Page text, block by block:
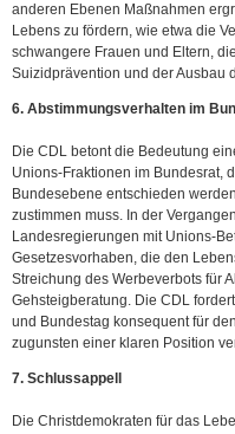
anderen Ebenen Maßnahmen
Lebens zu fördern, wie etwa die
schwangere Frauen und Eltern,
Suizidprävention und der Ausbau
6. Abstimmungsverhalten im
Die CDL betont die Bedeutung
Unions-Fraktionen im Bundesrat,
Bundesebene entschieden
zustimmen muss. In der
Landesregierungen mit Unions-
Gesetzesvorhaben, die den
Streichung des Werbeverbots für
Gehsteigberatung. Die CDL
und Bundestag konsequent für
zugunsten einer klaren Position
7. Schlussappell
Die Christdemokraten für das